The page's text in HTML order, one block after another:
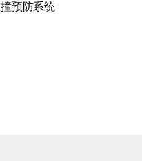
预防系统